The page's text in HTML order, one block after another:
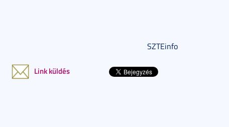
SZTEinfo
Link küldés